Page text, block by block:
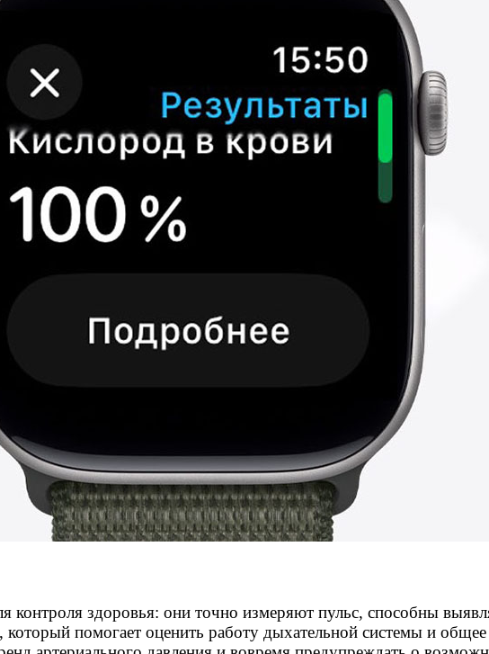
здоровья: они точно измеряют пульс, способны
помогает оценить работу дыхательной системы и